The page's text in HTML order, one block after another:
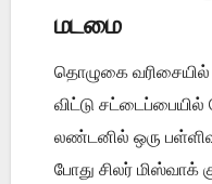
மடமை
தொழுகை வரிசையில்
விட்டு
லண்டனில் ஒரு
போது சிலர் மிஸ்வாக்